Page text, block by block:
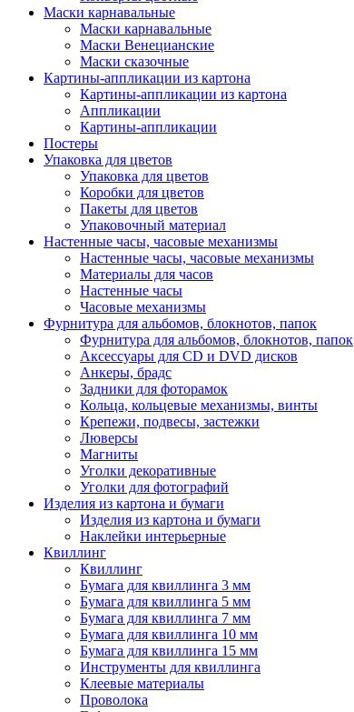
Маски карнавальные
Маски карнавальные
Маски Венецианские
Маски сказочные
Картины-аппликации из картона
Картины-аппликации из картона
Аппликации
Картины-аппликации
Постеры
Упаковка для цветов
Упаковка для цветов
Коробки для цветов
Пакеты для цветов
Упаковочный материал
Настенные часы, часовые механизмы
Настенные часы, часовые механизмы
Материалы для часов
Настенные часы
Часовые механизмы
Фурнитура для альбомов, блокнотов, папок
Фурнитура для альбомов, блокнотов, папок
Аксессуары для CD и DVD дисков
Анкеры, брадс
Задники для фоторамок
Кольца, кольцевые механизмы, винты
Крепежи, подвесы, застежки
Люверсы
Магниты
Уголки декоративные
Уголки для фотографий
Изделия из картона и бумаги
Изделия из картона и бумаги
Наклейки интерьерные
Квиллинг
Квиллинг
Бумага для квиллинга 3 мм
Бумага для квиллинга 5 мм
Бумага для квиллинга 7 мм
Бумага для квиллинга 10 мм
Бумага для квиллинга 15 мм
Инструменты для квиллинга
Клеевые материалы
Проволока